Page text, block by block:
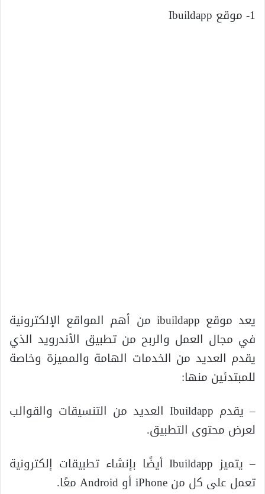
1- موقع Ibuildapp
يعد موقع ibuildapp من أهم المواقع الإلكترونية
في مجال العمل والربح من تطبيق الأندرويد الذي
يقدم العديد من الخدمات الهامة والمميزة وخاصة
للمبتدئين منها:
– يقدم Ibuildapp العديد من التنسيقات والقوالب
لعرض محتوى التطبيق.
– يتميز Ibuildapp أيضًا بإنشاء تطبيقات إلكترونية
تعمل على كل من iPhone أو Android معًا.